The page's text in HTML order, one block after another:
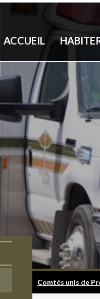
ACCUEIL
Comtés unis de